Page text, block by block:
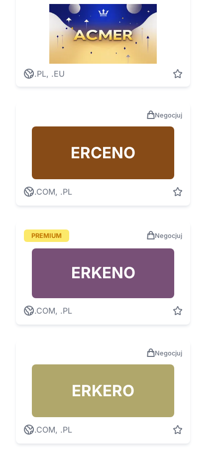
.PL, .EU
Negocjuj
ERCENO
.COM, .PL
PREMIUM Negocjuj
ERKENO
.COM, .PL
Negocjuj
ERKERO
.COM, .PL